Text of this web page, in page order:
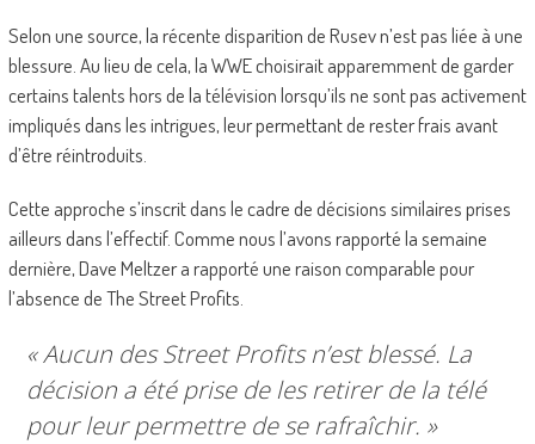
Selon une source, la récente disparition de Rusev n’est pas liée à une
blessure. Au lieu de cela, la WWE choisirait apparemment de garder
certains talents hors de la télévision lorsqu’ils ne sont pas activement
impliqués dans les intrigues, leur permettant de rester frais avant
d’être réintroduits.
Cette approche s’inscrit dans le cadre de décisions similaires prises
ailleurs dans l’effectif. Comme nous l’avons rapporté la semaine
dernière, Dave Meltzer a rapporté une raison comparable pour
l’absence de The Street Profits.
« Aucun des Street Profits n’est blessé. La
décision a été prise de les retirer de la télé
pour leur permettre de se rafraîchir. »